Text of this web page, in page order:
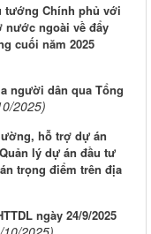
tướng Chính phủ với
nước ngoài về đẩy
cuối năm 2025
người dân qua Tổng
2025)
hỗ trợ dự án
lý dự án đầu tư
trọng điểm trên địa
ngày 24/9/2025